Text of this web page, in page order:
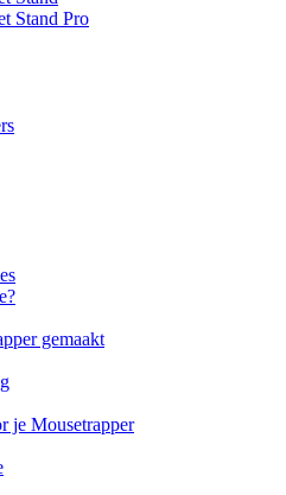
Stand Pro
gemaakt
je Mousetrapper